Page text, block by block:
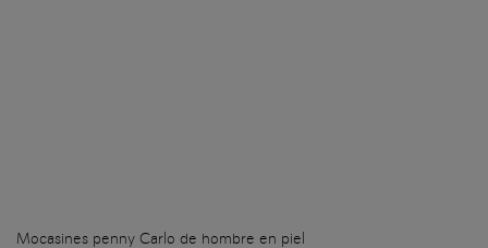
Mocasines penny Carlo de hombre en piel